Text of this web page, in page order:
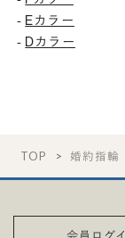
- Eカラー
- Dカラー
TOP 婚約指輪